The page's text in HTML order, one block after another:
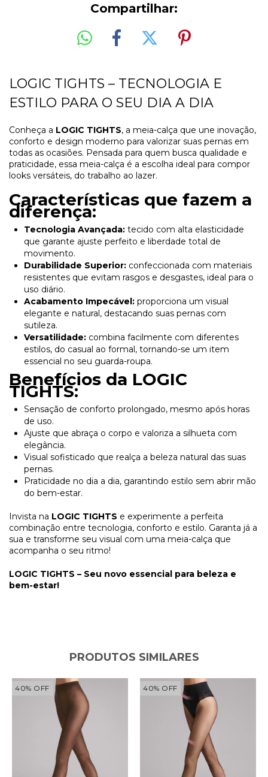
Compartilhar:
LOGIC TIGHTS – TECNOLOGIA E
ESTILO PARA O SEU DIA A DIA
Conheça a LOGIC TIGHTS, a meia-calça que une inovação,
conforto e design moderno para valorizar suas pernas em
todas as ocasiões. Pensada para quem busca qualidade e
praticidade, essa meia-calça é a escolha ideal para compor
looks versáteis, do trabalho ao lazer.
Características que fazem a
diferença:
Tecnologia Avançada: tecido com alta elasticidade
que garante ajuste perfeito e liberdade total de
movimento.
Durabilidade Superior: confeccionada com materiais
resistentes que evitam rasgos e desgastes, ideal para o
uso diário.
Acabamento Impecável: proporciona um visual
elegante e natural, destacando suas pernas com
sutileza.
Versatilidade: combina facilmente com diferentes
estilos, do casual ao formal, tornando-se um item
essencial no seu guarda-roupa.
Benefícios da LOGIC
TIGHTS:
Sensação de conforto prolongado, mesmo após horas
de uso.
Ajuste que abraça o corpo e valoriza a silhueta com
elegância.
Visual sofisticado que realça a beleza natural das suas
pernas.
Praticidade no dia a dia, garantindo estilo sem abrir mão
do bem-estar.
Invista na LOGIC TIGHTS e experimente a perfeita
combinação entre tecnologia, conforto e estilo. Garanta já a
sua e transforme seu visual com uma meia-calça que
acompanha o seu ritmo!
LOGIC TIGHTS – Seu novo essencial para beleza e
bem-estar!
PRODUTOS SIMILARES
40% OFF 40% OFF